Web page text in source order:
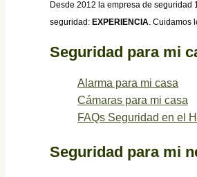
Desde 2012 la empresa de
seguridad: EXPERIENCIA. Cuidamos
Seguridad para mi
Alarma para mi casa
Cámaras para mi casa
FAQs Seguridad en el
Seguridad para mi